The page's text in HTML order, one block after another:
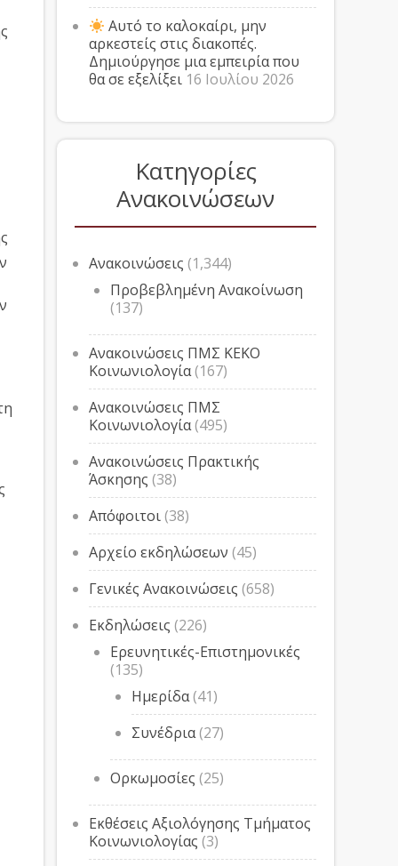
Αυτό το καλοκαίρι, μην
αρκεστείς στις διακοπές.
Δημιούργησε μια εμπειρία που
θα σε εξελίξει 16 Ιουλίου 2026
Κατηγορίες
Ανακοινώσεων
Ανακοινώσεις (1,344)
Προβεβλημένη Ανακοίνωση
(137)
Ανακοινώσεις ΠΜΣ ΚΕΚΟ
Κοινωνιολογία(167)
Ανακοινώσεις ΠΜΣ
Κοινωνιολογία(495)
Ανακοινώσεις Πρακτικής
Άσκησης (38)
Απόφοιτοι(38)
Αρχείο εκδηλώσεων (45)
Γενικές Ανακοινώσεις (658)
Εκδηλώσεις (226)
Ερευνητικές-Επιστημονικές
(135)
Ημερίδα(41)
Συνέδρια(27)
Ορκωμοσίες (25)
Εκθέσεις Αξιολόγησης Τμήματος
Κοινωνιολογίας (3)